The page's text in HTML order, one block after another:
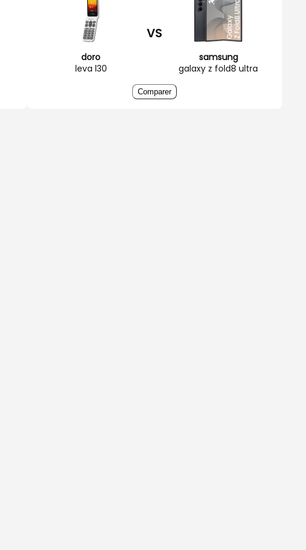
doro
leva l30
VS
samsung
galaxy z fold8 ultra
Comparer